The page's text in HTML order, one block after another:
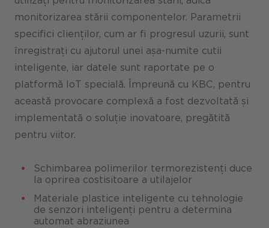
monitorizarea stării componentelor. Parametrii
specifici clienților, cum ar fi progresul uzurii, sunt
înregistrați cu ajutorul unei așa-numite cutii
inteligente, iar datele sunt raportate pe o
platformă IoT specială. Împreună cu KBC, pentru
această provocare complexă a fost dezvoltată și
implementată o soluție inovatoare, pregătită
pentru viitor.
Schimbarea polimerilor termorezistenți duce
la oprirea costisitoare a utilajelor
Materiale plastice inteligente cu tehnologie
de senzori inteligenți pentru a determina
automat abraziunea